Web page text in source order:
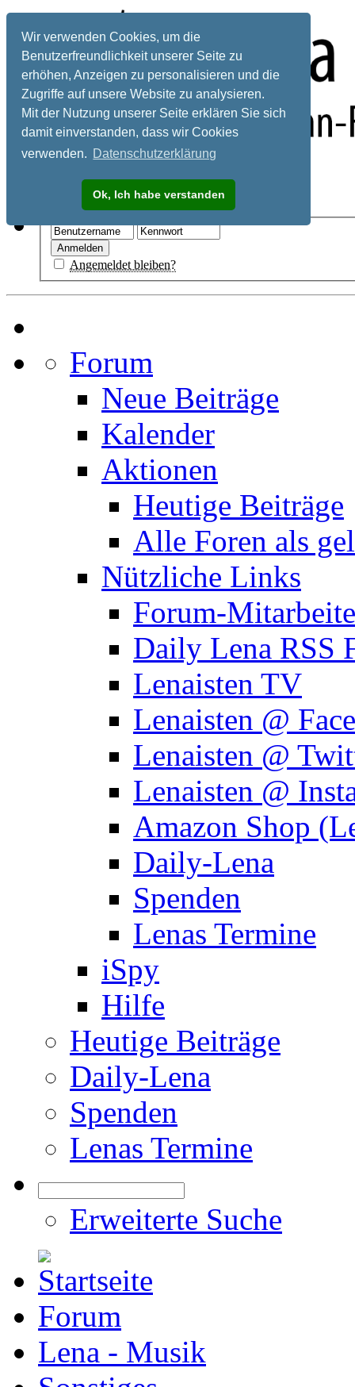
Wir verwenden Cookies, um die
Benutzerfreundlichkeit unserer Seite zu
erhöhen, Anzeigen zu personalisieren und die
Zugriffe auf unsere Website zu analysieren.
Mit der Nutzung unserer Seite erklären Sie sich
damit einverstanden, dass wir Cookies
verwenden. Datenschutzerklärung
Ok, Ich habe verstanden
Registrieren
Angemeldet bleiben?
Forum
Neue Beiträge
Kalender
Aktionen
Heutige Beiträge
Alle Foren als
Nützliche Links
Forum-
Daily Lena RSS
Lenaisten TV
Lenaisten @
Lenaisten @
Lenaisten @
Amazon Shop
Daily-Lena
Spenden
Lenas Termine
iSpy
Hilfe
Heutige Beiträge
Daily-Lena
Spenden
Lenas Termine
Erweiterte Suche
Forum
Lena - Musik